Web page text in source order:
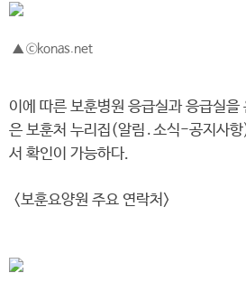
▲ ⓒkonas.net
이에 따른 보훈병원 응급실과 응급실
은 보훈처 누리집(알림․소식-공지사항
서 확인이 가능하다.
<보훈요양원 주요 연락처>